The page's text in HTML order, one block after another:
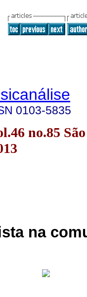
0103-5835
no.85 São
na